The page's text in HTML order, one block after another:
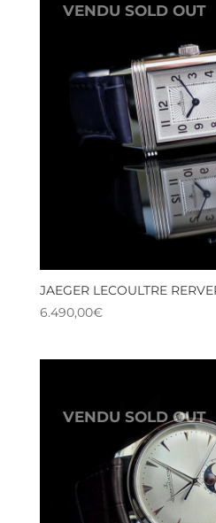
VENDU SOLD OUT
JAEGER LECOULTRE
6.490,00€
VENDU SOLD OUT